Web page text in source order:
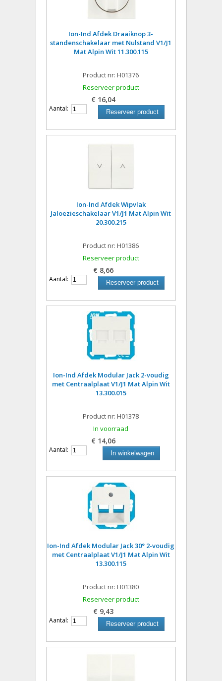
Ion-Ind Afdek Draaiknop 3-
standenschakelaar met Nulstand V1/J1
Mat Alpin Wit 11.300.115
Product nr: H01376
Reserveer product
€ 16,04
Aantal: Reserveer product
Ion-Ind Afdek Wipvlak
Jaloezieschakelaar V1/J1 Mat Alpin Wit
20.300.215
Product nr: H01386
Reserveer product
€ 8,66
Aantal: Reserveer product
Ion-Ind Afdek Modular Jack 2-voudig
met Centraalplaat V1/J1 Mat Alpin Wit
13.300.015
Product nr: H01378
In voorraad
€ 14,06
Aantal: In winkelwagen
Ion-Ind Afdek Modular Jack 30° 2-voudig
met Centraalplaat V1/J1 Mat Alpin Wit
13.300.115
Product nr: H01380
Reserveer product
€ 9,43
Aantal: Reserveer product